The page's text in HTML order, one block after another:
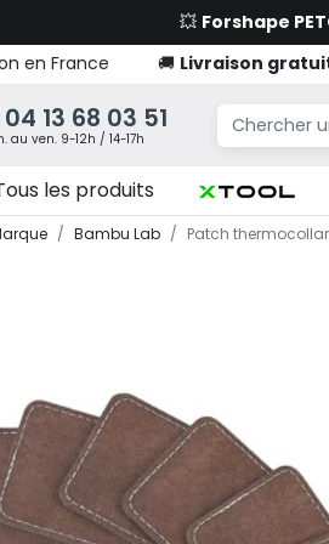
💥 Forshape
en France
🚚 Livraison
04 13 68 03 51
au ven. 9-12h / 14-17h
les produits
Bambu Lab Patch